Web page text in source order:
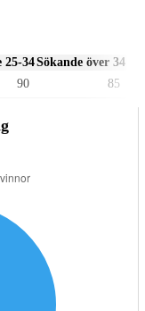
25-34Sökande över 34
90 85